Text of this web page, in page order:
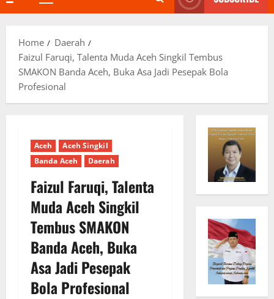
Primary
Home
Daerah
Faizul Faruqi, Talenta Muda Aceh Singkil Tembus
SMAKON Banda Aceh, Buka Asa Jadi Pesepak Bola
Profesional
Aceh
Aceh Singkil
Banda Aceh
Daerah
Faizul Faruqi, Talenta
Muda Aceh Singkil
Tembus SMAKON
Banda Aceh, Buka
Asa Jadi Pesepak
Bola Profesional